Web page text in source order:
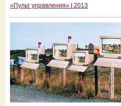
«Пульт управления» | 2013